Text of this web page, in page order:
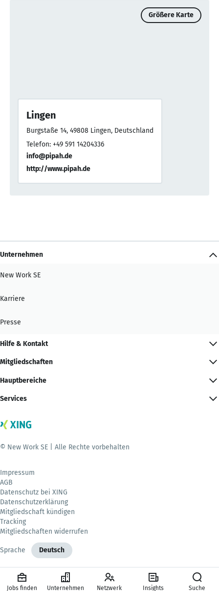
Größere Karte
Lingen
Burgstaße 14, 49808 Lingen, Deutschland
Telefon: +49 591 14204336
info@pipah.de
http://www.pipah.de
Unternehmen
New Work SE
Karriere
Presse
Hilfe & Kontakt
Mitgliedschaften
Hauptbereiche
Services
© New Work SE | Alle Rechte vorbehalten
Impressum
AGB
Datenschutz bei XING
Datenschutzerklärung
Mitgliedschaft kündigen
Tracking
Mitgliedschaften widerrufen
Sprache Deutsch
Jobs finden Unternehmen Netzwerk Insights Suche